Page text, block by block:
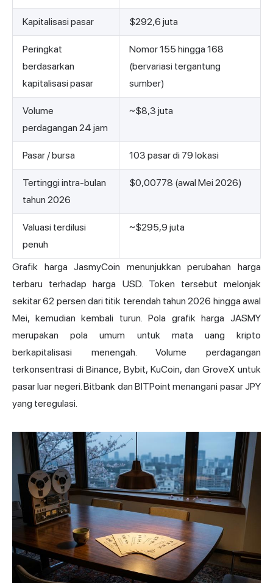
Kapitalisasi pasar $292,6 juta
Peringkat
berdasarkan
kapitalisasi pasar
Nomor 155 hingga 168
(bervariasi tergantung
sumber)
Volume
perdagangan 24 jam
~$8,3 juta
Pasar / bursa 103 pasar di 79 lokasi
Tertinggi intra-bulan
tahun 2026
$0,00778 (awal Mei 2026)
Valuasi terdilusi
penuh
~$295,9 juta
Grafik harga JasmyCoin menunjukkan perubahan harga
terbaru terhadap harga USD. Token tersebut melonjak
sekitar 62 persen dari titik terendah tahun 2026 hingga awal
Mei, kemudian kembali turun. Pola grafik harga JASMY
merupakan pola umum untuk mata uang kripto
berkapitalisasi menengah. Volume perdagangan
terkonsentrasi di Binance, Bybit, KuCoin, danGroveX untuk
pasar luar negeri. Bitbank dan BITPoint menangani pasar JPY
yang teregulasi.